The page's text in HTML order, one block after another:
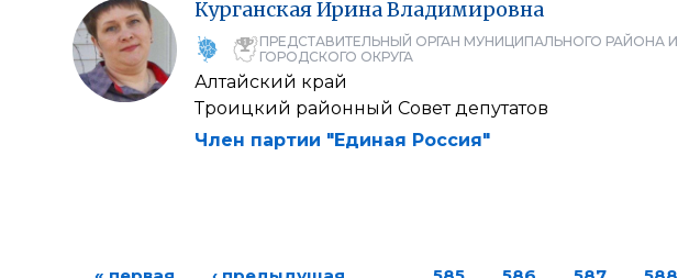
КурганскаяИринаВладимировна
ПРЕДСТАВИТЕЛЬНЫЙ ОРГАН МУНИЦИПАЛЬНОГО РАЙОНА И
ГОРОДСКОГО ОКРУГА
Алтайский край
Троицкий районный Совет депутатов
Член партии "Единая Россия"